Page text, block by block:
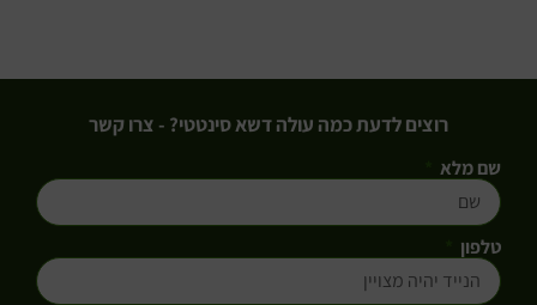
רוצים לדעת כמה עולה דשא סינטטי? - צרו קשר
שם מלא
טלפון